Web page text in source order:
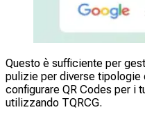
Questo è sufficiente per
pulizie per diverse tipologie
configurare QR Codes per i
utilizzando TQRCG.